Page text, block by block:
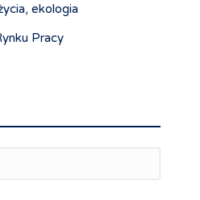
ekologia
Pracy